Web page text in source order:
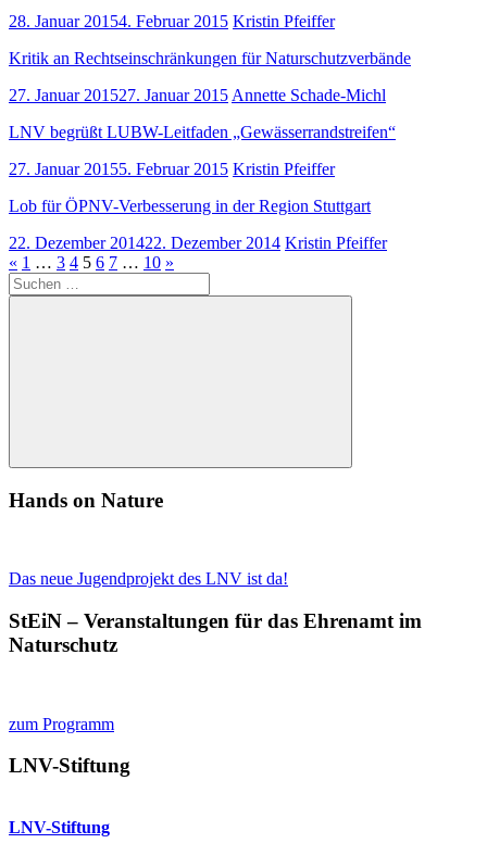
28. Januar 20154. Februar 2015 Kristin Pfeiffer
Kritik an Rechtseinschränkungen für Naturschutzverbände
27. Januar 201527. Januar 2015 Annette Schade-Michl
LNV begrüßt LUBW-Leitfaden „Gewässerrandstreifen“
27. Januar 20155. Februar 2015 Kristin Pfeiffer
Lob für ÖPNV-Verbesserung in der Region Stuttgart
22. Dezember 201422. Dezember 2014 Kristin Pfeiffer
Seitennummerierung
der
« Vorherige
Beiträge
1 … 3 4 5 6 7 … 10 Nächste
»
Suchen
nach:
Suchen
Hands on Nature
Das neue Jugendprojekt des LNV ist da!
StEiN – Veranstaltungen für das Ehrenamt im
Naturschutz
zum Programm
LNV-Stiftung
LNV-Stiftung